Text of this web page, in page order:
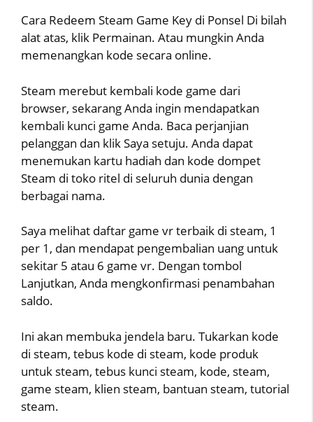
Cara Redeem Steam Game Key di Ponsel Di bilah
alat atas, klik Permainan. Atau mungkin Anda
memenangkan kode secara online.
Steam merebut kembali kode game dari
browser, sekarang Anda ingin mendapatkan
kembali kunci game Anda. Baca perjanjian
pelanggan dan klik Saya setuju. Anda dapat
menemukan kartu hadiah dan kode dompet
Steam di toko ritel di seluruh dunia dengan
berbagai nama.
Saya melihat daftar game vr terbaik di steam, 1
per 1, dan mendapat pengembalian uang untuk
sekitar 5 atau 6 game vr. Dengan tombol
Lanjutkan, Anda mengkonfirmasi penambahan
saldo.
Ini akan membuka jendela baru. Tukarkan kode
di steam, tebus kode di steam, kode produk
untuk steam, tebus kunci steam, kode, steam,
game steam, klien steam, bantuan steam, tutorial
steam.